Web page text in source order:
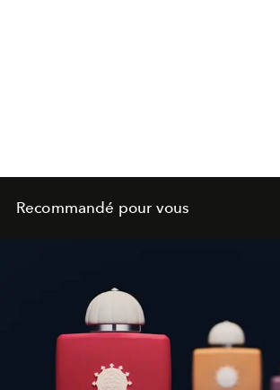
Recommandé pour vous